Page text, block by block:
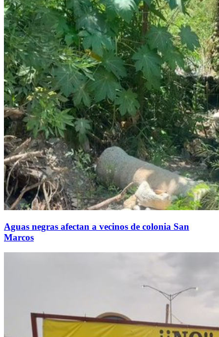
Aguas negras afectan a vecinos de colonia San
Marcos